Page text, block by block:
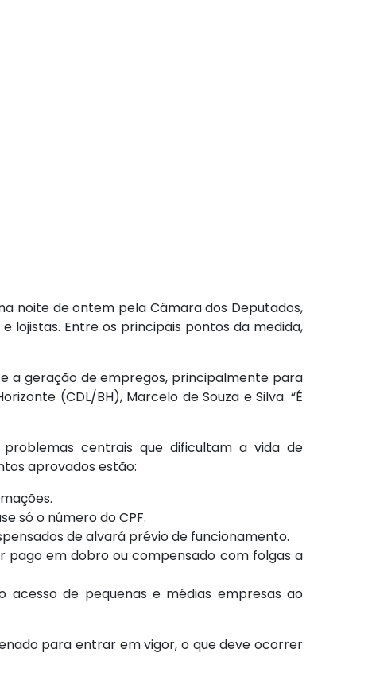
noite de ontem pela Câmara dos Deputados,
lojistas. Entre os principais pontos da medida,
a geração de empregos, principalmente para
(CDL/BH), Marcelo de Souza e Silva. “É
centrais que dificultam a vida de
aprovados estão:
só o número do CPF.
de alvará prévio de funcionamento.
pago em dobro ou compensado com folgas a
acesso de pequenas e médias empresas ao
para entrar em vigor, o que deve ocorrer